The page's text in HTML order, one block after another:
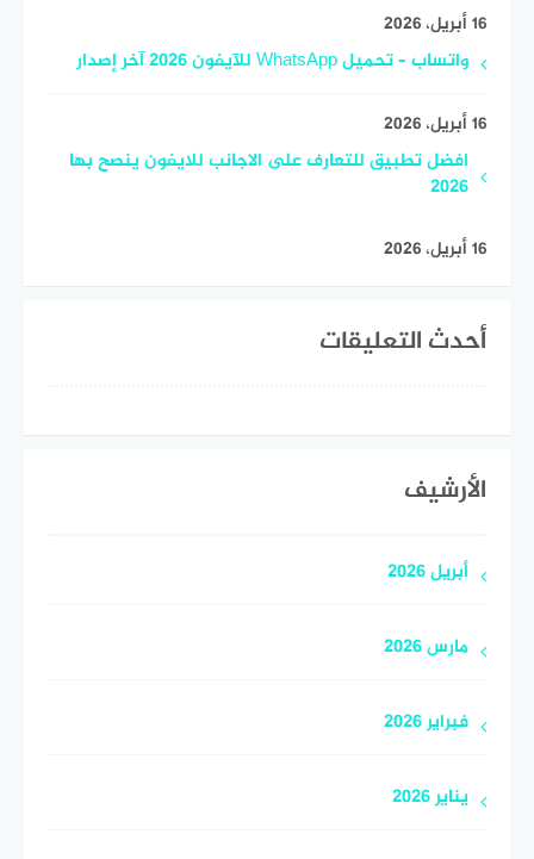
16 أبريل، 2026
واتساب – تحميل WhatsApp للآيفون 2026 آخر إصدار
16 أبريل، 2026
افضل تطبيق للتعارف على الاجانب للايفون ينصح بها
2026
16 أبريل، 2026
أحدث التعليقات
الأرشيف
أبريل 2026
مارس 2026
فبراير 2026
يناير 2026